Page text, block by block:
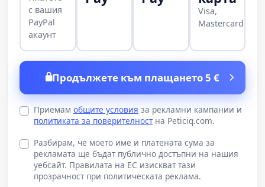
с вашия
PayPal
акаунт
Visa,
Mastercard
Продължете към плащането 5 €
Приемам общите условия за рекламни кампании и
политиката за поверителностна Peticiq.com.
Разбирам, че моето име и платената сума за
рекламата ще бъдат публично достъпни на нашия
уебсайт. Правилата на ЕС изискват тази
прозрачност при политическата реклама.